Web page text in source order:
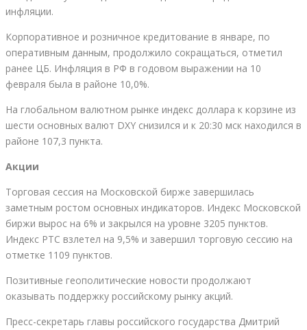
инфляции.
Корпоративное и розничное кредитование в январе, по
оперативным данным, продолжило сокращаться, отметил
ранее ЦБ. Инфляция в РФ в годовом выражении на 10
февраля была в районе 10,0%.
На глобальном валютном рынке индекс доллара к корзине из
шести основных валют DXY снизился и к 20:30 мск находился в
районе 107,3 пункта.
Акции
Торговая сессия на Московской бирже завершилась
заметным ростом основных индикаторов. Индекс Московской
биржи вырос на 6% и закрылся на уровне 3205 пунктов.
Индекс РТС взлетел на 9,5% и завершил торговую сессию на
отметке 1109 пунктов.
Позитивные геополитические новости продолжают
оказывать поддержку российскому рынку акций.
Пресс-секретарь главы российского государства Дмитрий